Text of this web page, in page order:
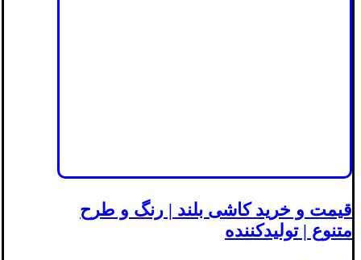
قیمت و خرید کاشی بلند | رنگ و طرح
متنوع | تولیدکننده